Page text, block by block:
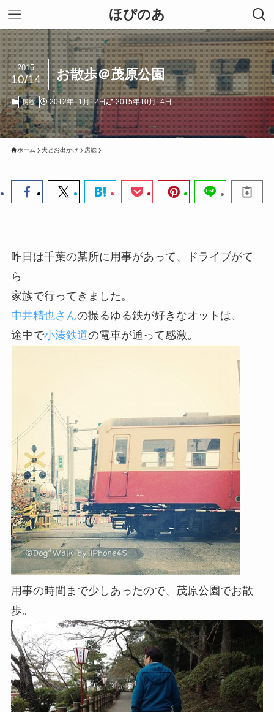
ほぴのあ
お散歩＠茂原公園
2015
10/14
房総 2012年11月12日 2015年10月14日
ホーム 犬とお出かけ 房総
昨日は千葉の某所に用事があって、ドライブがて
ら
家族で行ってきました。
中井精也さんの撮るゆる鉄が好きなオットは、
途中で小湊鉄道の電車が通って感激。
用事の時間まで少しあったので、茂原公園でお散
歩。